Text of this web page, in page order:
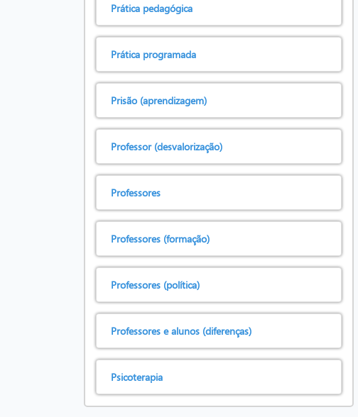
Prática pedagógica
Prática programada
Prisão (aprendizagem)
Professor (desvalorização)
Professores
Professores (formação)
Professores (política)
Professores e alunos (diferenças)
Psicoterapia